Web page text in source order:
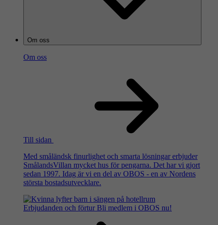
Om oss
Om oss
Till sidan
Med småländsk finurlighet och smarta lösningar erbjuder
SmålandsVillan mycket hus för pengarna. Det har vi gjort
sedan 1997. Idag är vi en del av OBOS - en av Nordens
största bostadsutvecklare.
Erbjudanden och förtur Bli medlem i OBOS nu!